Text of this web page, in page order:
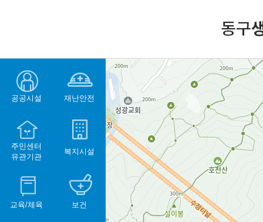
공공시설 재난안전
주민센터
유관기관
복지시설
교육/체육 보건